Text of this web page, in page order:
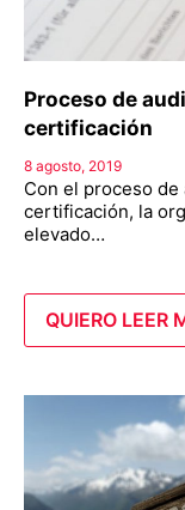
Proceso de
certificación
8 agosto, 2019
Con el proceso de
certificación, la
elevado…
QUIERO LEER